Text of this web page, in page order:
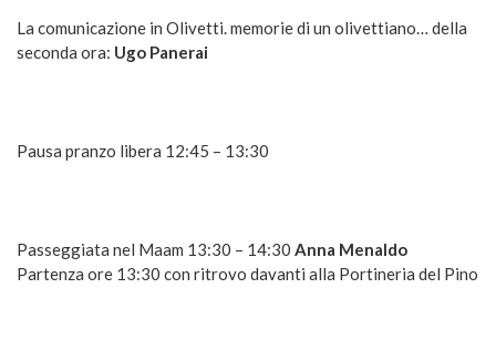
La comunicazione in Olivetti. memorie di un olivettiano… della
seconda ora: Ugo Panerai
Pausa pranzo libera 12:45 – 13:30
Passeggiata nel Maam 13:30 – 14:30 Anna Menaldo
Partenza ore 13:30 con ritrovo davanti alla Portineria del Pino